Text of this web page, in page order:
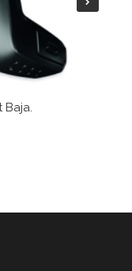
Baja.